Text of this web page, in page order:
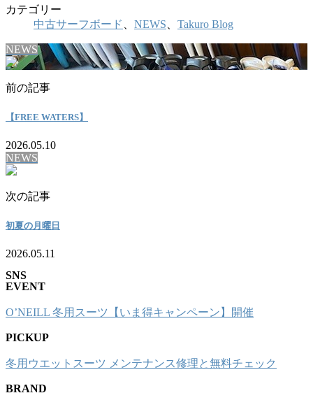
カテゴリー
中古サーフボード
NEWS Takuro Blog
NEWS
前の記事
【FREE WATERS】
2026.05.10
NEWS
次の記事
初夏の月曜日
2026.05.11
SNS
EVENT
O’NEILL 冬用スーツ【いま得キャンペーン】開催
PICKUP
冬用ウエットスーツ メンテナンス修理と無料チェック
BRAND